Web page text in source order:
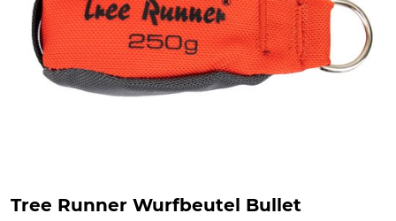
Tree Runner Wurfbeutel Bullet